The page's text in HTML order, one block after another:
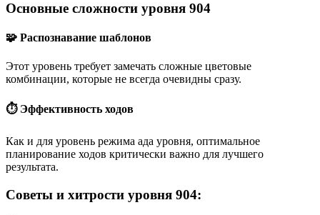
Основные сложности уровня 904
🧩 Распознавание шаблонов
Этот уровень требует замечать сложные цветовые
комбинации, которые не всегда очевидны сразу.
⏱️ Эффективность ходов
Как и для уровень режима ада уровня, оптимальное
планирование ходов критически важно для лучшего
результата.
Советы и хитрости уровня 904: